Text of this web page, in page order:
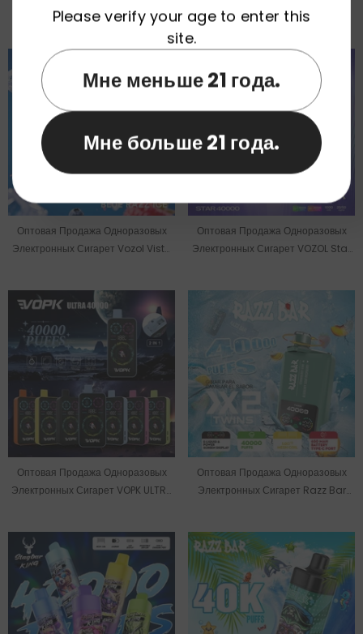
Leopard На 40000 Затяжек
2 В 1 (40000 Затяжек) На Складе В
Оптовая Продажа Одноразовых
Электронных Сигарет Vozol Vista
Оптовая Продажа Одноразовых
Электронных Сигарет VOZOL Star
Оптовая Продажа Одноразовых
Электронных Сигарет VOPK ULTRA
Оптовая Продажа Одноразовых
Электронных Сигарет Razz Bar
Please verify your age to enter this
site.
Мне меньше 21 года.
Мне больше 21 года.